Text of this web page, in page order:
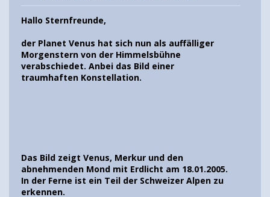
Hallo Sternfreunde,
der Planet Venus hat sich nun als auffälliger
Morgenstern von der Himmelsbühne
verabschiedet. Anbei das Bild einer
traumhaften Konstellation.
Das Bild zeigt Venus, Merkur und den
abnehmenden Mond mit Erdlicht am 18.01.2005.
In der Ferne ist ein Teil der Schweizer Alpen zu
erkennen.